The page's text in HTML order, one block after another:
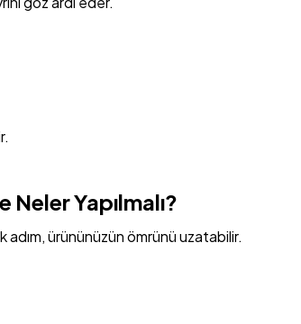
Yapılmalı?
ürününüzün ömrünü uzatabilir.